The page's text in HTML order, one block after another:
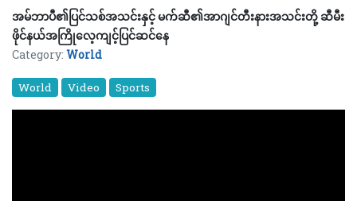
အမ်ဘာပီ၏ပြင်သစ်အသင်းနှင့် မက်ဆီ၏အာဂျင်တီးနားအသင်းတို့ ဆီမီး
ဖိုင်နယ်အကြိုလေ့ကျင့်ပြင်ဆင်နေ
Category: World
World Video Sports